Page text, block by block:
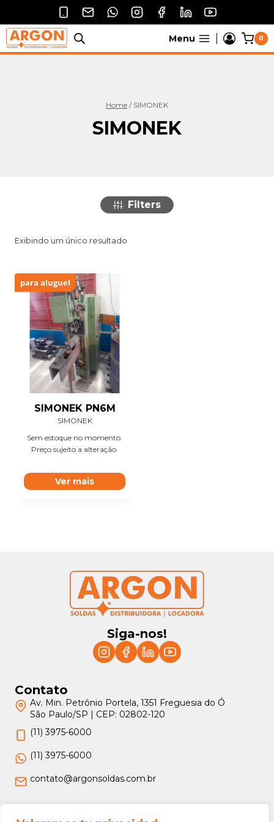
o
Conteúdo
Menu 0
Home / SIMONEK
SIMONEK
Filters
Exibindo um único resultado
para aluguel
SIMONEK PN6M
SIMONEK
Sem estoque no momento.
Preço sujeito a alteração.
Ver mais
Siga-nos!
Contato
Av. Min. Petrônio Portela, 1351 Freguesia do Ó
São Paulo/SP | CEP: 02802-120
(11) 3975-6000
(11) 3975-6000
contato@argonsoldas.com.br
Jurídico